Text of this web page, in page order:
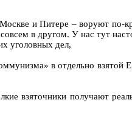
и Питере – воруют по-
в другом. У нас тут
уголовных дел,
в отдельно
взяточники получают